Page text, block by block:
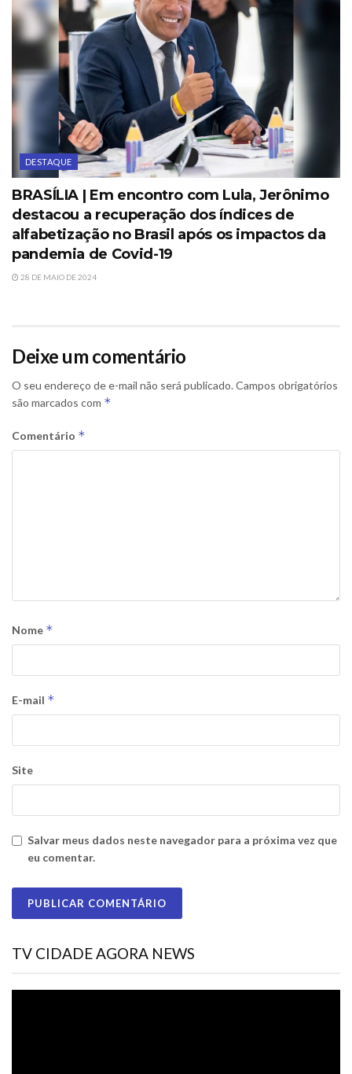
DESTAQUE
BRASÍLIA | Em encontro com Lula, Jerônimo
destacou a recuperação dos índices de
alfabetização no Brasil após os impactos da
pandemia de Covid-19
28 DE MAIO DE 2024
Deixe um comentário
O seu endereço de e-mail não será publicado. Campos obrigatórios
são marcados com *
Comentário *
Nome *
E-mail *
Site
Salvar meus dados neste navegador para a próxima vez que
eu comentar.
TV CIDADE AGORA NEWS